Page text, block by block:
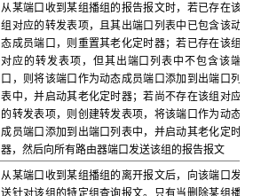
从某端口收到某组播组的报告报文时，若已存在该
组对应的转发表项，且其出端口列表中已包含该动
态成员端口，则重置其老化定时器；若已存在该组
对应的转发表项，但其出端口列表中不包含该端
口，则将该端口作为动态成员端口添加到出端口列
表中，并启动其老化定时器；若尚不存在该组对应
的转发表项，则创建转发表项，将该端口作为动态
成员端口添加到出端口列表中，并启动其老化定时
器，然后向所有路由器端口发送该组的报告报文
从某端口收到某组播组的离开报文后，向该端口发
送针对该组的特定组查询报文。只有当删除某组播